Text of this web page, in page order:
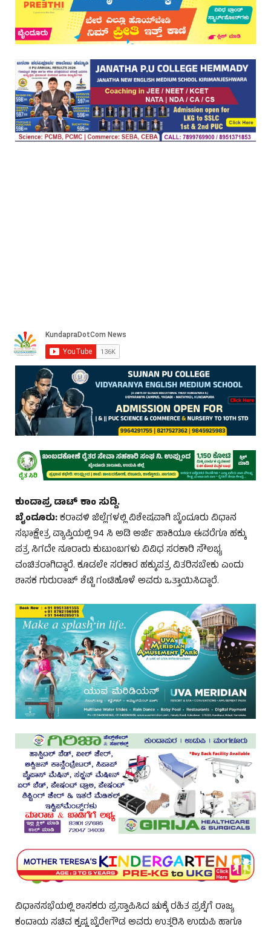
ಕುಂದಾಪ್ರ ಡಾಟ್‌ ಕಾಂ ಸುದ್ದಿ.
ಬೈಂದೂರು:ಕರಾವಳಿ ಜಿಲ್ಲೆಗಳಲ್ಲಿ ವಿಶೇಷವಾಗಿ ಬೈಂದೂರು ವಿಧಾನ
ಸಭಾಕ್ಷೇತ್ರ ವ್ಯಾಪ್ತಿಯಲ್ಲಿ 94 ಸಿ ಅಡಿ ಅರ್ಜಿ ಹಾಕಿಯೂ ಈವರೆಗೂ ಹಕ್ಕು
ಪತ್ರ ಸಿಗದೇ ನೂರಾರು ಕುಟುಂಬಗಳು ವಿವಿಧ ಸರಕಾರಿ ಸೌಲಭ್ಯ
ವಂಚಿತರಾಗಿದ್ದಾರೆ. ಕೂಡಲೇ ಸರಕಾರ ಹಕ್ಕುಪತ್ರ ವಿತರಿಸಬೇಕು ಎಂದು
ಶಾಸಕ ಗುರುರಾಜ್ ಶೆಟ್ಟಿ ಗಂಟಿಹೊಳೆ ಅವರು ಒತ್ತಾಯಿಸಿದ್ದಾರೆ.
ವಿಧಾನಸಭೆಯಲ್ಲಿ ಶಾಸಕರು ಪ್ರಸ್ತಾಪಿಸಿದ ಚುಕ್ಕೆ ರಹಿತ ಪ್ರಶ್ನೆಗೆ ರಾಜ್ಯ
ಕಂದಾಯ ಸಚಿವ ಕೃಷ್ಣ ಬೈರೇಗೌಡ ಅವರು ಉತ್ತರಿಸಿ ಉಡುಪಿ ಹಾಗೂ